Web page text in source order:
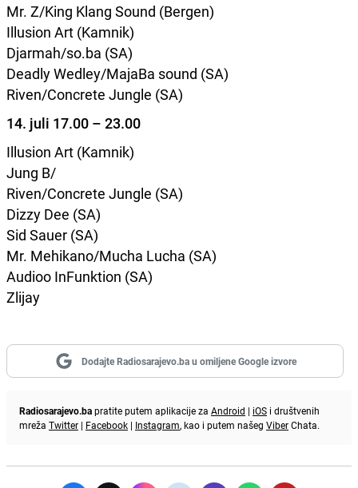
Mr. Z/King Klang Sound (Bergen)
Illusion Art (Kamnik)
Djarmah/so.ba (SA)
Deadly Wedley/MajaBa sound (SA)
Riven/Concrete Jungle (SA)
14. juli 17.00 – 23.00
Illusion Art (Kamnik)
Jung B/
Riven/Concrete Jungle (SA)
Dizzy Dee (SA)
Sid Sauer (SA)
Mr. Mehikano/Mucha Lucha (SA)
Audioo InFunktion (SA)
Zlijay
Dodajte Radiosarajevo.ba u omiljene Google izvore
Radiosarajevo.bapratite putem aplikacije za Android | iOS i društvenih
mreža Twitter | Facebook | Instagram, kao i putem našeg ViberChata.